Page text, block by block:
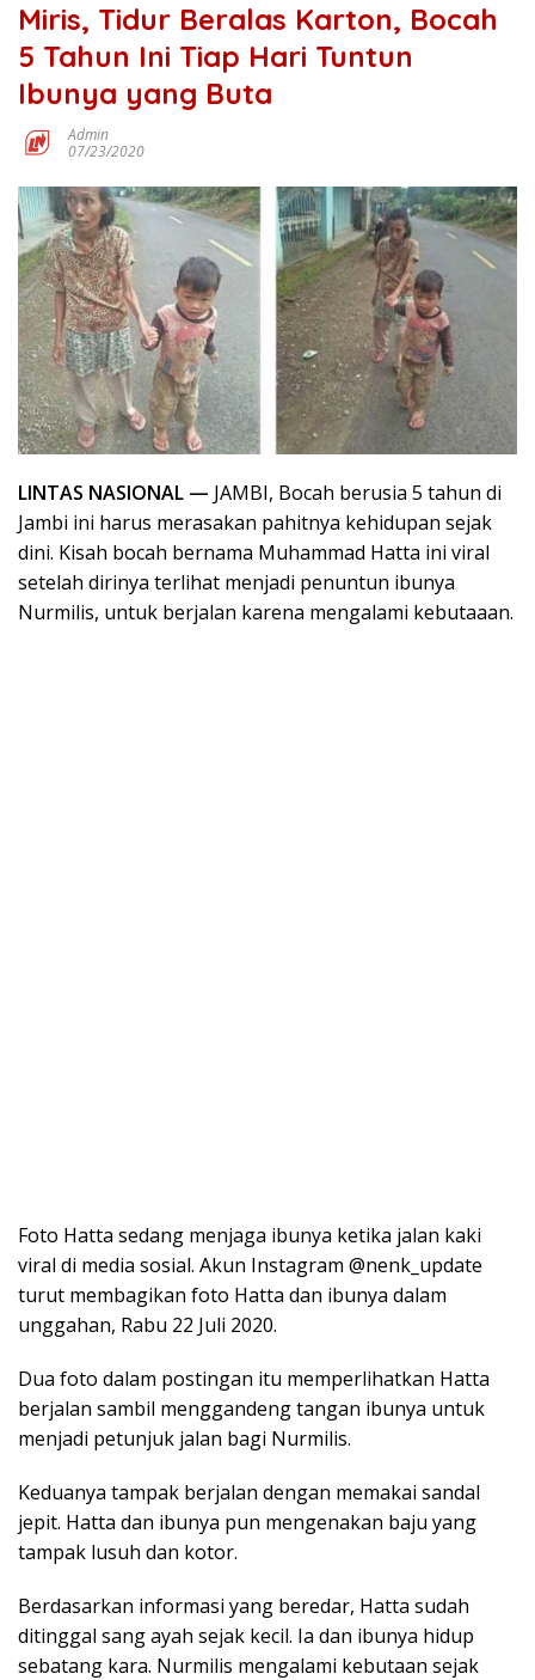
Miris, Tidur Beralas Karton, Bocah
5 Tahun Ini Tiap Hari Tuntun
Ibunya yang Buta
Admin
07/23/2020
LINTAS NASIONAL — JAMBI, Bocah berusia 5 tahun di
Jambi ini harus merasakan pahitnya kehidupan sejak
dini. Kisah bocah bernama Muhammad Hatta ini viral
setelah dirinya terlihat menjadi penuntun ibunya
Nurmilis, untuk berjalan karena mengalami kebutaaan.
Foto Hatta sedang menjaga ibunya ketika jalan kaki
viral di media sosial. Akun Instagram @nenk_update
turut membagikan foto Hatta dan ibunya dalam
unggahan, Rabu 22 Juli 2020.
Dua foto dalam postingan itu memperlihatkan Hatta
berjalan sambil menggandeng tangan ibunya untuk
menjadi petunjuk jalan bagi Nurmilis.
Keduanya tampak berjalan dengan memakai sandal
jepit. Hatta dan ibunya pun mengenakan baju yang
tampak lusuh dan kotor.
Berdasarkan informasi yang beredar, Hatta sudah
ditinggal sang ayah sejak kecil. Ia dan ibunya hidup
sebatang kara. Nurmilis mengalami kebutaan sejak